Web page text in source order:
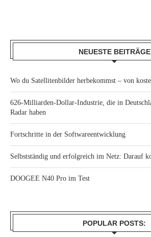
NEUESTE BEITRÄGE
Wo du Satellitenbilder herbekommst – von
626-Milliarden-Dollar-Industrie, die in
Radar haben
Fortschritte in der Softwareentwicklung
Selbstständig und erfolgreich im Netz: Darauf
DOOGEE N40 Pro im Test
POPULAR POSTS: